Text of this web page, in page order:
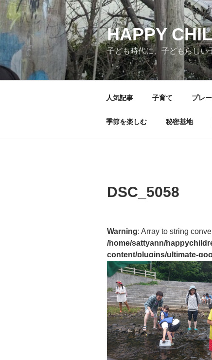
コ
ン
テ
ツ
へ
HAPPY
子ども時代に、子どもらしい
人気記事 子育て プレ
季節を楽しむ 秘密基地
DSC_5058
Warning: Array to string
/home/sattyann/
content/plugins/ultimate-